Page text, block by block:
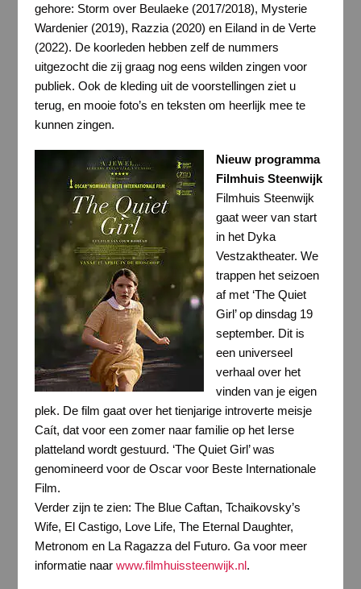
gehore: Storm over Beulaeke (2017/2018), Mysterie
Wardenier (2019), Razzia (2020) en Eiland in de Verte
(2022). De koorleden hebben zelf de nummers
uitgezocht die zij graag nog eens wilden zingen voor
publiek. Ook de kleding uit de voorstellingen ziet u
terug, en mooie foto’s en teksten om heerlijk mee te
kunnen zingen.
Nieuw programma
Filmhuis Steenwijk
Filmhuis Steenwijk
gaat weer van start
in het Dyka
Vestzaktheater. We
trappen het seizoen
af met ‘The Quiet
Girl’ op dinsdag 19
september. Dit is
een universeel
verhaal over het
vinden van je eigen
plek. De film gaat over het tienjarige introverte meisje
Caít, dat voor een zomer naar familie op het Ierse
platteland wordt gestuurd. ‘The Quiet Girl’ was
genomineerd voor de Oscar voor Beste Internationale
Film.
Verder zijn te zien: The Blue Caftan, Tchaikovsky’s
Wife, El Castigo, Love Life, The Eternal Daughter,
Metronom en La Ragazza del Futuro. Ga voor meer
informatie naar www.filmhuissteenwijk.nl.